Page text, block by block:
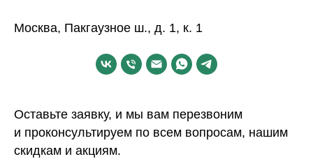
Москва, Пакгаузное ш., д. 1, к. 1
Оставьте заявку, и мы вам перезвоним
и проконсультируем по всем вопросам, нашим
скидкам и акциям.